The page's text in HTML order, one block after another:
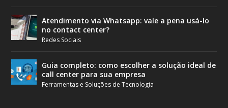
Atendimento via Whatsapp: vale a pena usá-lo
no contact center?
Redes Sociais
Guia completo: como escolher a solução ideal de
call center para sua empresa
Ferramentas e Soluções de Tecnologia